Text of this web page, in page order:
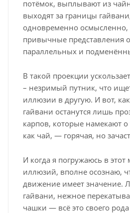
потёмок, выплывают из
выходят за границы
одновременно осмысленно,
привычные представления
параллельных и
В такой проекции
– незримый путник, что
иллюзии в другую. И вот,
гайвани останутся лишь
карпов, которые намекают о
как чай, — горячая, но
И когда я погружаюсь в
иллюзий, вполне осознаю,
движение имеет значение.
гайвани, нежное
чашки — всё это своего